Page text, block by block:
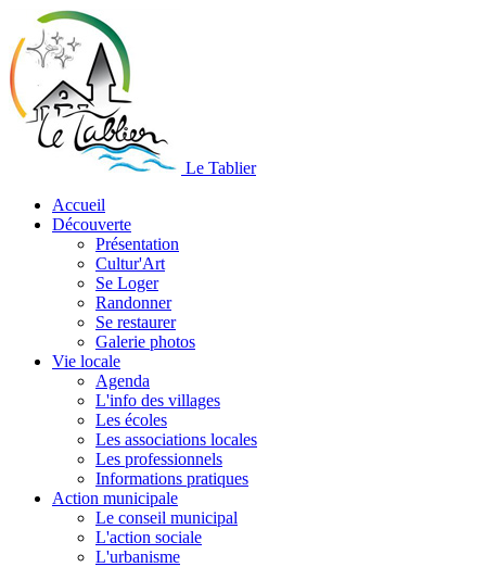
Le Tablier
Accueil
Découverte
Présentation
Cultur'Art
Se Loger
Randonner
Se restaurer
Galerie photos
Vie locale
Agenda
L'info des villages
Les écoles
Les associations locales
Les professionnels
Informations pratiques
Action municipale
Le conseil municipal
L'action sociale
L'urbanisme